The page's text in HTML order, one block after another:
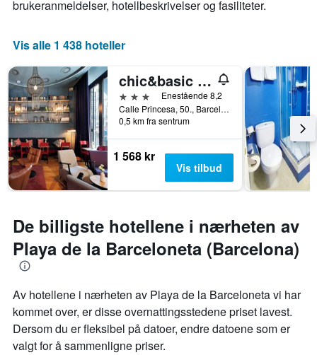
viser
for
rom
brukeranmeldelser, hotellbeskrivelser og fasiliteter.
Vis alle 1 438 hoteller
chic&basic Born
3 stjernerEnestående 8,2
Calle Princesa, 50., Barcelona, Spania
0,5 km fra sentrum
1 568 kr
Vis tilbud
De billigste hotellene i nærheten av
Playa de la Barceloneta (Barcelona)
Av hotellene i nærheten av Playa de la Barceloneta vi har
kommet over, er disse overnattingsstedene priset lavest.
Dersom du er fleksibel på datoer, endre datoene som er
valgt for å sammenligne priser.